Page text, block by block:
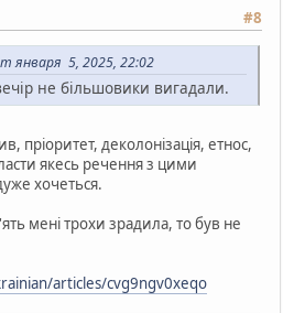
#8
января 5, 2025, 22:02
не більшовики вигадали.
пріоритет, деколонізація, етнос,
якесь речення з цими
хочеться.
мені трохи зрадила, то був не
articles/cvg9ngv0xeqo